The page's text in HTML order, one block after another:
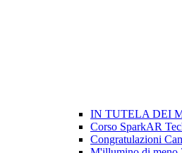
IN TUTELA DEI
Corso SparkAR
Congratulazioni